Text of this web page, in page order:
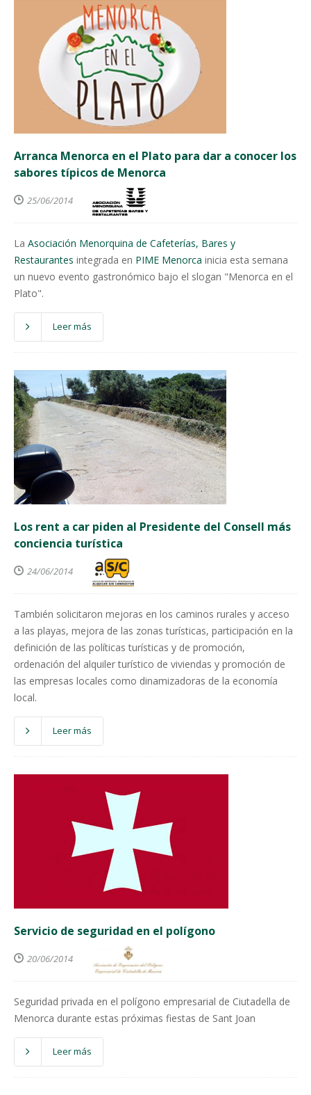
Arranca Menorca en el Plato para dar a conocer los
sabores típicos de Menorca
25/06/2014
La Asociación Menorquina de Cafeterías, Bares y
Restaurantes integrada en PIME Menorca inicia esta semana
un nuevo evento gastronómico bajo el slogan "Menorca en el
Plato".
Leer más
Los rent a car piden al Presidente del Consell más
conciencia turística
24/06/2014
También solicitaron mejoras en los caminos rurales y acceso
a las playas, mejora de las zonas turísticas, participación en la
definición de las políticas turísticas y de promoción,
ordenación del alquiler turístico de viviendas y promoción de
las empresas locales como dinamizadoras de la economía
local.
Leer más
Servicio de seguridad en el polígono
20/06/2014
Seguridad privada en el polígono empresarial de Ciutadella de
Menorca durante estas próximas fiestas de Sant Joan
Leer más